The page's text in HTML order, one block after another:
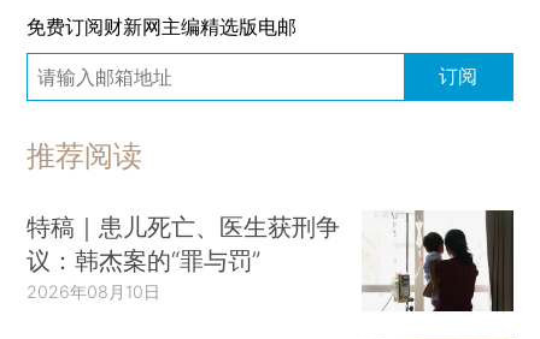
免费订阅财新网主编精选版电邮
订阅
推荐阅读
特稿｜患儿死亡、医生获刑争
议：韩杰案的“罪与罚”
2026年08月10日